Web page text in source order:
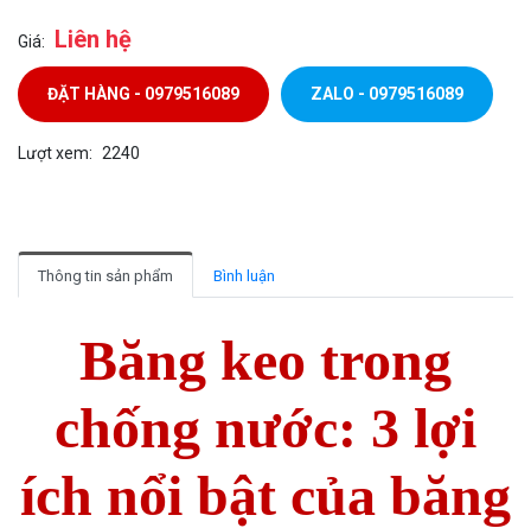
Giá: Liên hệ
ĐẶT HÀNG - 0979516089 ZALO - 0979516089
Lượt xem: 2240
Thông tin sản phẩm Bình luận
Băng keo trong
chống nước: 3 lợi
ích nổi bật của băng